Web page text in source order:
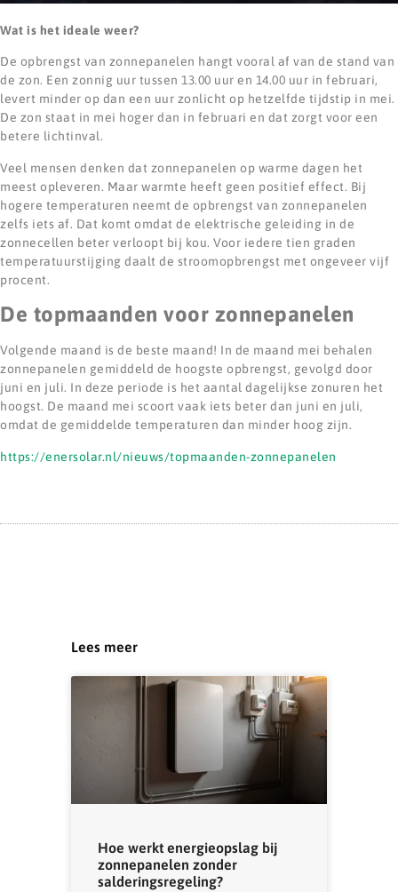
Wat is het ideale weer?
De opbrengst van zonnepanelen hangt vooral af van de stand van
de zon. Een zonnig uur tussen 13.00 uur en 14.00 uur in februari,
levert minder op dan een uur zonlicht op hetzelfde tijdstip in mei.
De zon staat in mei hoger dan in februari en dat zorgt voor een
betere lichtinval.
Veel mensen denken dat zonnepanelen op warme dagen het
meest opleveren. Maar warmte heeft geen positief effect. Bij
hogere temperaturen neemt de opbrengst van zonnepanelen
zelfs iets af. Dat komt omdat de elektrische geleiding in de
zonnecellen beter verloopt bij kou. Voor iedere tien graden
temperatuurstijging daalt de stroomopbrengst met ongeveer vijf
procent.
De topmaanden voor zonnepanelen
Volgende maand is de beste maand! In de maand mei behalen
zonnepanelen gemiddeld de hoogste opbrengst, gevolgd door
juni en juli. In deze periode is het aantal dagelijkse zonuren het
hoogst. De maand mei scoort vaak iets beter dan juni en juli,
omdat de gemiddelde temperaturen dan minder hoog zijn.
https://enersolar.nl/nieuws/topmaanden-zonnepanelen
Lees meer
Hoe werkt energieopslag bij
zonnepanelen zonder
salderingsregeling?